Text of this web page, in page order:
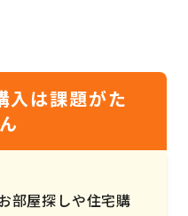
入は課題がた
部屋探しや住宅購